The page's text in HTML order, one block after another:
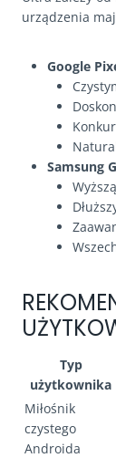
urządzenia
Google
Samsung
Typ
użytkownika
Miłośnik
czystego
Androida